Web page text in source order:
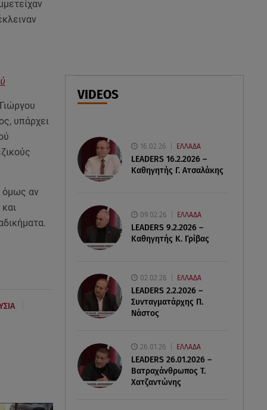
Έξοδος Αυγούστου: Στο 100% η
πληρότητα για Κυκλάδες
VIDEOS
16.02.26 ΕΛΛΑΔΑ
LEADERS 16.2.2026 –
Καθηγητής Γ. Ατσαλάκης
09.02.26 ΕΛΛΑΔΑ
LEADERS 9.2.2026 –
Καθηγητής Κ. Γρίβας
02.02.26 ΕΛΛΑΔΑ
LEADERS 2.2.2026 –
Συνταγματάρχης Π.
Νάστος
26.01.26 ΕΛΛΑΔΑ
LEADERS 26.01.2026 –
Βατραχάνθρωπος Τ.
Χατζαντώνης
υπάρχει
όμως αν